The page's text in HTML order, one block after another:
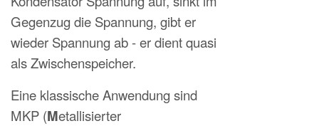
Gegenzug die Spannung, gibt er
wieder Spannung ab - er dient quasi
als Zwischenspeicher.
Eine klassische Anwendung sind
MKP (Metallisierter